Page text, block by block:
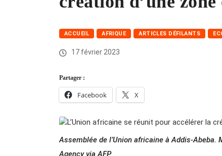
ACCUEIL AFRIQUE ARTICLES DÉFILANTS
17 février 2023
Partager :
Facebook X
Assemblée de l’Union africaine à Addis-Abeba.
Agency via AFP